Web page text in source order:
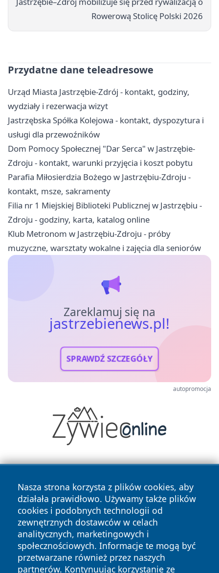
Rowerową Stolicę Polski 2026
Przydatne dane teleadresowe
Urząd Miasta Jastrzębie-Zdrój - kontakt, godziny,
wydziały i rezerwacja wizyt
Jastrzębska Spółka Kolejowa - kontakt, dyspozytura i
usługi dla przewoźników
Dom Pomocy Społecznej "Dar Serca" w Jastrzębie-
Zdroju - kontakt, warunki przyjęcia i koszt pobytu
Parafia Miłosierdzia Bożego w Jastrzębiu-Zdroju -
kontakt, msze, sakramenty
Filia nr 1 Miejskiej Biblioteki Publicznej w Jastrzębiu -
Zdroju - godziny, karta, katalog online
Klub Metronom w Jastrzębiu-Zdroju - próby
muzyczne, warsztaty wokalne i zajęcia dla seniorów
Zareklamuj się na
jastrzebienews.pl!
SPRAWDŹ SZCZEGÓŁY
autopromocja
Nasza strona korzysta z plików cookies, aby
działała prawidłowo. Używamy także plików
cookies i podobnych technologii od
zewnętrznych dostawców w celach
analitycznych, marketingowych i
społecznościowych. Informacje te mogą być
przetwarzane również przez naszych
partnerów. Kontynuując korzystanie ze
Copyright © 2026 jastrzebienews.pl Wszystkie prawa
zastrzeżone.
Polityka Polityka